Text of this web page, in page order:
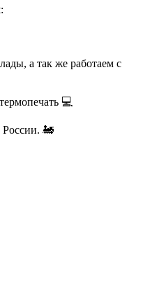
:
а так же работаем с
💻
России. 🚂